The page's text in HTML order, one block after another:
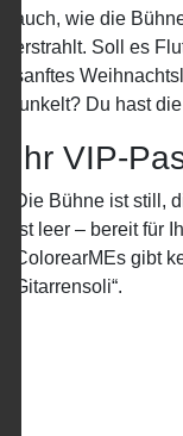
auch, wie die
erstrahlt. Soll es
sanftes
funkelt? Du hast
Ihr VIP-
Die Bühne ist still,
ist leer – bereit für
ColorearMEs gibt
Gitarrensoli“.